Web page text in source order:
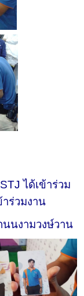
STJ ได้เข้าร่วม
ร่วมงาน
นงามวงษ์วาน